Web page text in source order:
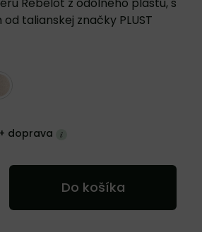
talianskej značky PLUST
doprava
Do košíka